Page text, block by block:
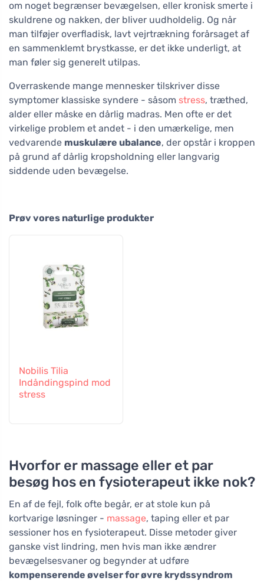
om noget begrænser bevægelsen, eller kronisk smerte i
skuldrene og nakken, der bliver uudholdelig. Og når
man tilføjer overfladisk, lavt vejrtrækning forårsaget af
en sammenklemt brystkasse, er det ikke underligt, at
man føler sig generelt utilpas.
Overraskende mange mennesker tilskriver disse
symptomer klassiske syndere - såsom stress, træthed,
alder eller måske en dårlig madras. Men ofte er det
virkelige problem et andet - i den umærkelige, men
vedvarende muskulære ubalance, der opstår i kroppen
på grund af dårlig kropsholdning eller langvarig
siddende uden bevægelse.
Prøv vores naturlige produkter
Nobilis Tilia
Indåndingspind mod
stress
Hvorfor er massage eller et par
besøg hos en fysioterapeut ikke nok?
En af de fejl, folk ofte begår, er at stole kun på
kortvarige løsninger - massage, taping eller et par
sessioner hos en fysioterapeut. Disse metoder giver
ganske vist lindring, men hvis man ikke ændrer
bevægelsesvaner og begynder at udføre
kompenserende øvelser for øvre krydssyndrom